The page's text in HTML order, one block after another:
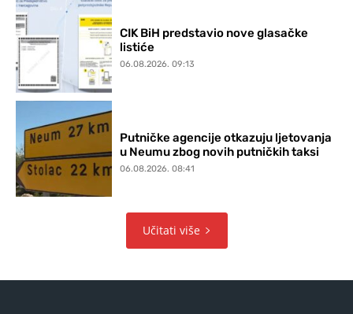
CIK BiH predstavio nove glasačke
listiće
06.08.2026. 09:13
Putničke agencije otkazuju ljetovanja
u Neumu zbog novih putničkih taksi
06.08.2026. 08:41
Učitati više